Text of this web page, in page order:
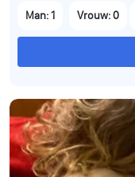
dierenarts en is
hem een warme,
die hem een prachtig
Man: 1 Vrouw: 0